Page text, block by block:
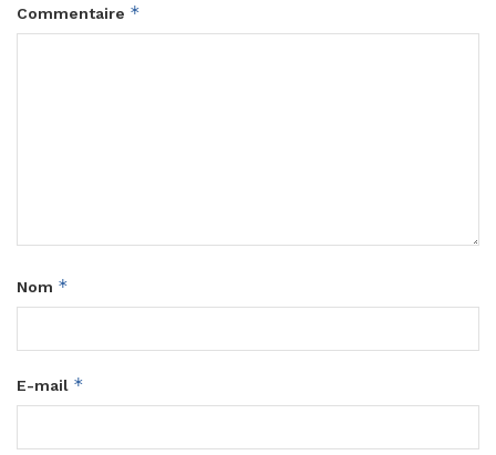
Commentaire *
Nom *
E-mail *